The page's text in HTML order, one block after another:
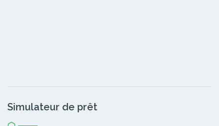
Simulateur de prêt